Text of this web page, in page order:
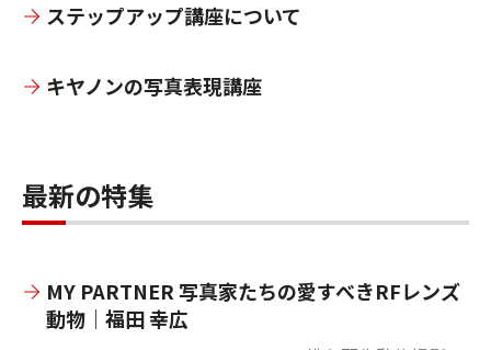
ステップアップ講座について
キヤノンの写真表現講座
最新の特集
MY PARTNER 写真家たちの愛すべきRFレンズ
動物｜福田 幸広